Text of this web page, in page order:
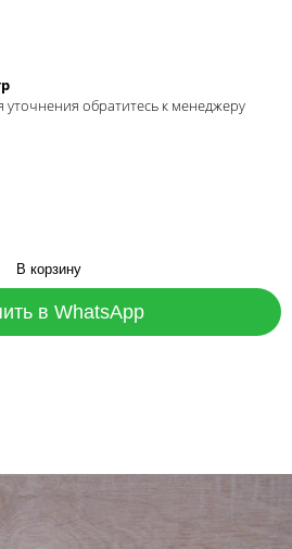
уточнения обратитесь к менеджеру
В корзину
в WhatsApp